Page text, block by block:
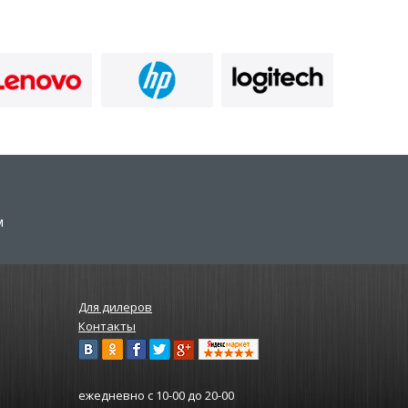
Для дилеров
Контакты
ежедневно с 10-00 до 20-00